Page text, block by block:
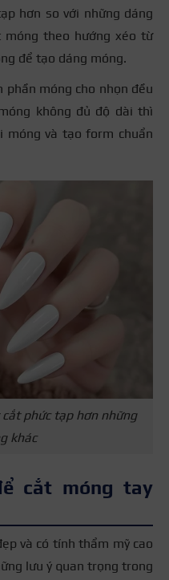
hơn so với những dáng
móng theo hướng xéo từ
để tạo dáng móng.
phần móng cho nhọn đều
không đủ độ dài thì
móng và tạo form chuẩn
phức tạp hơn những
khác
cắt móng tay
và có tính thẩm mỹ cao
lưu ý quan trọng trong